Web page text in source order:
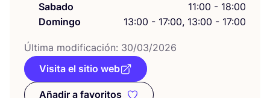
Sabado
11:00 - 18:00
Domingo
13:00 - 17:00, 13:00 - 17:00
Últi­ma modi­fi­ca­ción: 30/03/2026
Visita el sitio web
Añadir a favoritos